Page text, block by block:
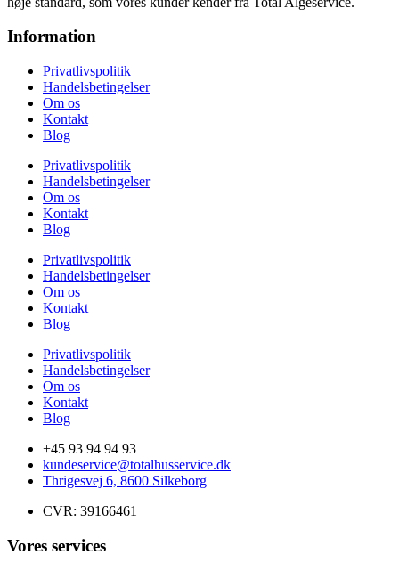
Information
Privatlivspolitik
Handelsbetingelser
Om os
Kontakt
Blog
Privatlivspolitik
Handelsbetingelser
Om os
Kontakt
Blog
Privatlivspolitik
Handelsbetingelser
Om os
Kontakt
Blog
Privatlivspolitik
Handelsbetingelser
Om os
Kontakt
Blog
+45 93 94 94 93
kundeservice@totalhusservice.dk
Thrigesvej 6, 8600 Silkeborg
CVR: 39166461
Vores services